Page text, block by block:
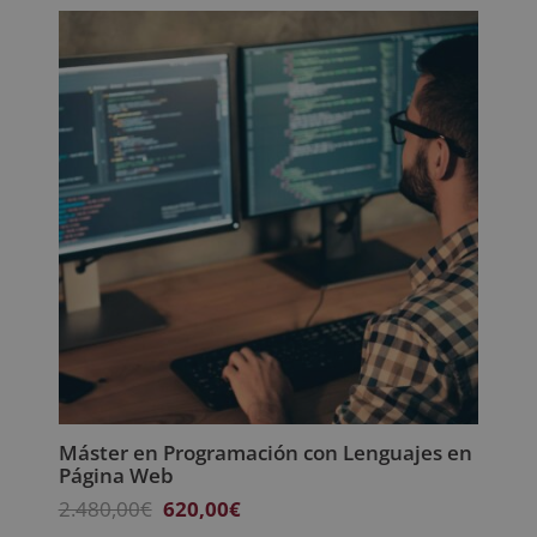
1.920,00€.480,00€.
Máster en Programación con Lenguajes en
Página Web
2.480,00€ El
620,00€El